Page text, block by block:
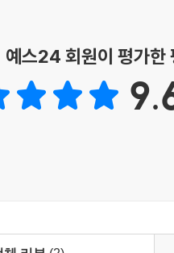
게 박힌 비장애중심주의는
정된 장애인 거주시설에서
다. 심지어 실제 감염은 통제
비정규직 노동자, 이주민 등의
예스24 회원이 평가한